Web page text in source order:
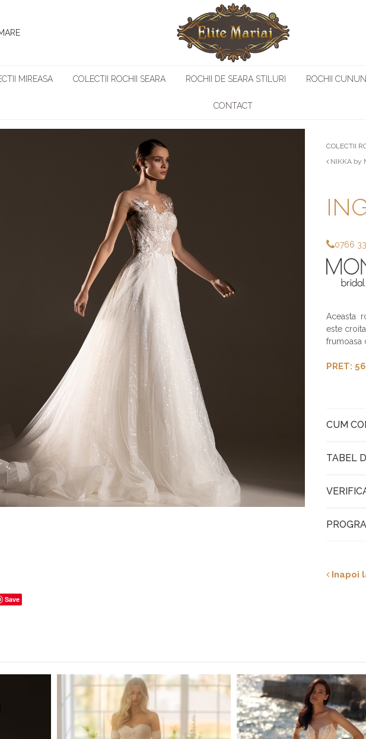
MIREASA COLECTII ROCHII SEARA ROCHII DE SEARA STILURI ROCHII
CONTACT
COLECTII
NIKKA by
0766
Aceasta
este
frumoasa
PRET:
CUM
TABEL
Inapoi
Save